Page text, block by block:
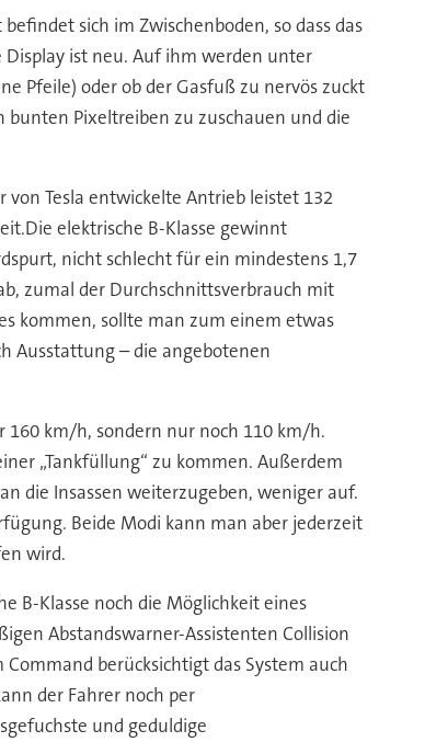
sich im Zwischenboden, so dass das
Display ist neu. Auf ihm werden unter
Pfeile) oder ob der Gasfuß zu nervös zuckt
bunten Pixeltreiben zu zuschauen und die
Tesla entwickelte Antrieb leistet 132
elektrische B-Klasse gewinnt
nicht schlecht für ein mindestens 1,7
zumal der Durchschnittsverbrauch mit
kommen, sollte man zum einem etwas
Ausstattung – die angebotenen
160 km/h, sondern nur noch 110 km/h.
„Tankfüllung“ zu kommen. Außerdem
die Insassen weiterzugeben, weniger auf.
Beide Modi kann man aber jederzeit
wird.
B-Klasse noch die Möglichkeit eines
Abstandswarner-Assistenten Collision
berücksichtigt das System auch
der Fahrer noch per
und geduldige